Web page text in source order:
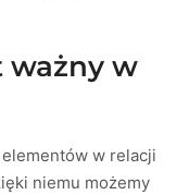
ważny w
w relacji
niemu możemy